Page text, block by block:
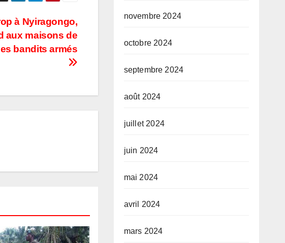
à Nyiragongo,
aux maisons de
bandits armés
novembre 2024
octobre 2024
septembre 2024
août 2024
juillet 2024
juin 2024
mai 2024
avril 2024
mars 2024